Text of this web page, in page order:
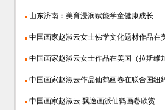
山东济南：美育浸润赋能学童健康成长
中国画家赵淑云女士佛学文化题材作品在
中国画家赵淑云女士作品在美国（拉斯维
中国画家赵淑云作品仙鹤画卷在联合国纽
中国画家赵淑云 飘逸画派仙鹤画卷欣赏